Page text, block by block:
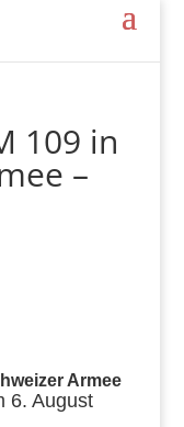
109 in
–
Armee
6. August